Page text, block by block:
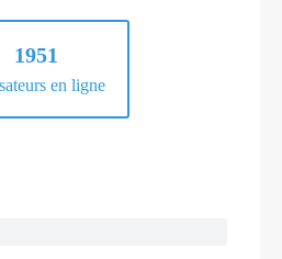
1951
en ligne